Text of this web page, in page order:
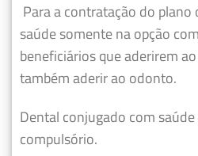
Para a contratação do
saúde somente na opção
beneficiários que aderirem
também aderir ao odonto.
Dental conjugado com
compulsório.